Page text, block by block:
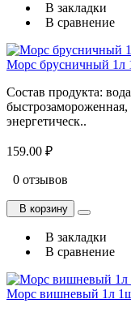
В закладки
В сравнение
Морс брусничный 1л
Состав продукта:
энергетическ..
159.00 ₽
0 отзывов
В корзину
В закладки
В сравнение
Морс вишневый 1л